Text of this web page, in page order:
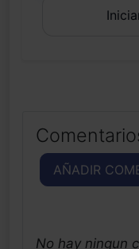
AÑADIR
No hay ningun